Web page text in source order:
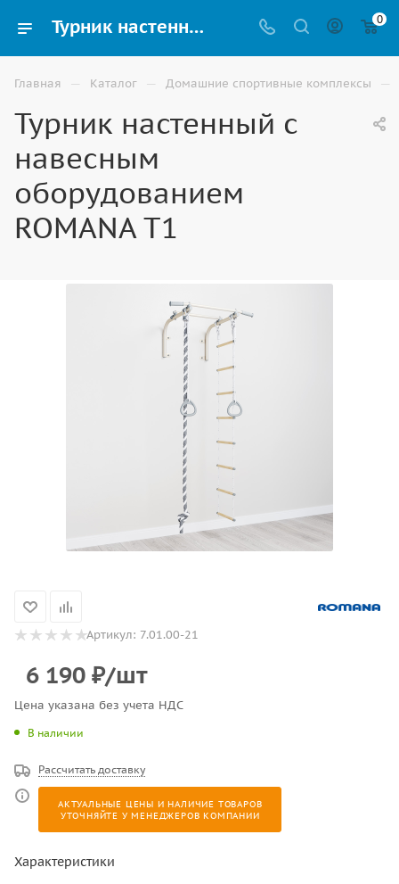
Турник настенный с навесным оборудованием ROMANA T1 купить для дома в Волгограде 0
Главная — Каталог — Домашние спортивные комплексы —
Турник настенный с
навесным
оборудованием
ROMANA T1
Артикул: 7.01.00-21
6 190 ₽/шт
Цена указана без учета НДС
В наличии
Рассчитать доставку
АКТУАЛЬНЫЕ ЦЕНЫ И НАЛИЧИЕ ТОВАРОВ
УТОЧНЯЙТЕ У МЕНЕДЖЕРОВ КОМПАНИИ
Характеристики